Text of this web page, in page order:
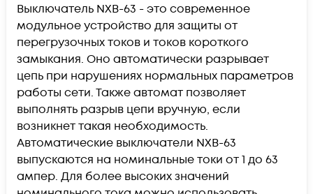
Выключатель NXB-63 - это современное
модульное устройство для защиты от
перегрузочных токов и токов короткого
замыкания. Оно автоматически разрывает
цепь при нарушениях нормальных параметров
работы сети. Также автомат позволяет
выполнять разрыв цепи вручную, если
возникнет такая необходимость.
Автоматические выключатели NXB-63
выпускаются на номинальные токи от 1 до 63
ампер. Для более высоких значений